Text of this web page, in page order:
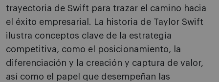
trayectoria de Swift para trazar el camino hacia
el éxito empresarial. La historia de Taylor Swift
ilustra conceptos clave de la estrategia
competitiva, como el posicionamiento, la
diferenciación y la creación y captura de valor,
así como el papel que desempeñan las